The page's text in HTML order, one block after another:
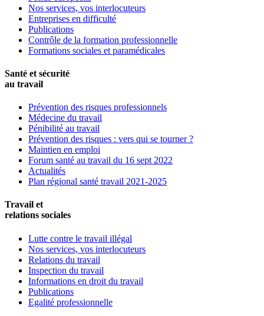
Nos services, vos interlocuteurs
Entreprises en difficulté
Publications
Contrôle de la formation professionnelle
Formations sociales et paramédicales
Santé et sécurité
au travail
Prévention des risques professionnels
Médecine du travail
Pénibilité au travail
Prévention des risques : vers qui se tourner ?
Maintien en emploi
Forum santé au travail du 16 sept 2022
Actualités
Plan régional santé travail 2021-2025
Travail et
relations sociales
Lutte contre le travail illégal
Nos services, vos interlocuteurs
Relations du travail
Inspection du travail
Informations en droit du travail
Publications
Egalité professionnelle